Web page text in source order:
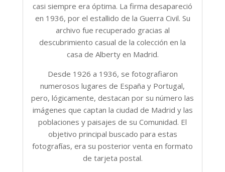
casi siempre era óptima. La firma desapareció
en 1936, por el estallido de la Guerra Civil. Su
archivo fue recuperado gracias al
descubrimiento casual de la colección en la
casa de Alberty en Madrid.
Desde 1926 a 1936, se fotografiaron
numerosos lugares de España y Portugal,
pero, lógicamente, destacan por su número las
imágenes que captan la ciudad de Madrid y las
poblaciones y paisajes de su Comunidad. El
objetivo principal buscado para estas
fotografías, era su posterior venta en formato
de tarjeta postal.